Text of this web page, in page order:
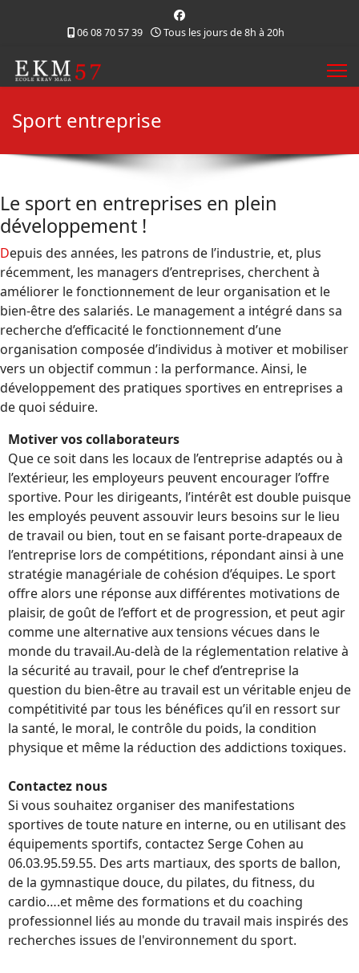
06 08 70 57 39 Tous les jours de 8h à 20h
Sport entreprise
Le sport en entreprises en plein
développement !
Depuis des années, les patrons de l’industrie, et, plus
récemment, les managers d’entreprises, cherchent à
améliorer le fonctionnement de leur organisation et le
bien-être des salariés. Le management a intégré dans sa
recherche d’efficacité le fonctionnement d’une
organisation composée d’individus à motiver et mobiliser
vers un objectif commun : la performance. Ainsi, le
développement des pratiques sportives en entreprises a
de quoi séduire.
Motiver vos collaborateurs
Que ce soit dans les locaux de l’entreprise adaptés ou à
l’extérieur, les employeurs peuvent encourager l’offre
sportive. Pour les dirigeants, l’intérêt est double puisque
les employés peuvent assouvir leurs besoins sur le lieu
de travail ou bien, tout en se faisant porte-drapeaux de
l’entreprise lors de compétitions, répondant ainsi à une
stratégie managériale de cohésion d’équipes. Le sport
offre alors une réponse aux différentes motivations de
plaisir, de goût de l’effort et de progression, et peut agir
comme une alternative aux tensions vécues dans le
monde du travail.Au-delà de la réglementation relative à
la sécurité au travail, pour le chef d’entreprise la
question du bien-être au travail est un véritable enjeu de
compétitivité par tous les bénéfices qu’il en ressort sur
la santé, le moral, le contrôle du poids, la condition
physique et même la réduction des addictions toxiques.
Contactez nous
Si vous souhaitez organiser des manifestations
sportives de toute nature en interne, ou en utilisant des
équipements sportifs, contactez Serge Cohen au
06.03.95.59.55. Des arts martiaux, des sports de ballon,
de la gymnastique douce, du pilates, du fitness, du
cardio….et même des formations et du coaching
professionnel liés au monde du travail mais inspirés des
recherches issues de l'environnement du sport.